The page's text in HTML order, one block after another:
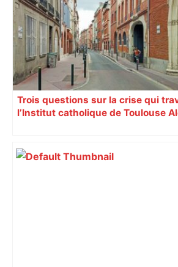
Trois questions sur la crise qui
l’Institut catholique de Toulouse
Somme, une réunion annuelle des
évêques protecteurs de l’Institut